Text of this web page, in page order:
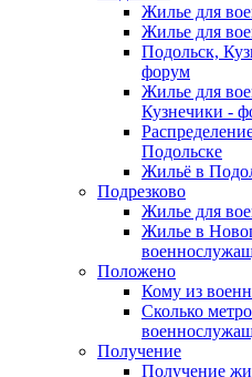
Жилье для
Жилье для
Подольск,
форум
Жилье для
Кузнечики -
Подольске
Жильё в
Подрезково
Жилье для
Жилье в
Положено
Кому из
Сколько
Получение
Получение